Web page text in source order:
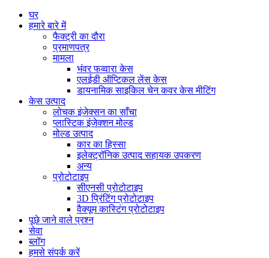
घर
हमारे बारे में
फैक्ट्री का दौरा
प्रमाणपत्र
मामला
भंवर फव्वारा केस
एलईडी ऑप्टिकल लेंस केस
डायनामिक साइकिल चेन कवर केस मीटिंग
केस उत्पाद
लोचक इंजेक्सन का साँचा
प्लास्टिक इंजेक्शन मोल्ड
मोल्ड उत्पाद
कार का हिस्सा
इलेक्ट्रॉनिक उत्पाद सहायक उपकरण
अन्य
प्रोटोटाइप
सीएनसी प्रोटोटाइप
3D प्रिंटिंग प्रोटोटाइप
वैक्यूम कास्टिंग प्रोटोटाइप
पूछे जाने वाले प्रश्न
सेवा
ब्लॉग
हमसे संपर्क करें